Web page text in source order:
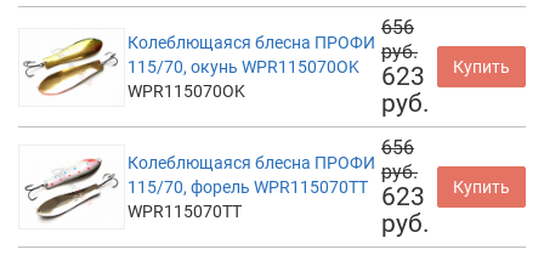
Колеблющаяся блесна ПРОФИ
115/70, окунь WPR115070OK
WPR115070OK
656
руб.
623
руб.
Купить
Колеблющаяся блесна ПРОФИ
115/70, форель WPR115070TT
WPR115070TT
656
руб.
623
руб.
Купить